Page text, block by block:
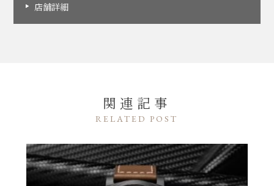
店舗詳細
関連記事
RELATED POST